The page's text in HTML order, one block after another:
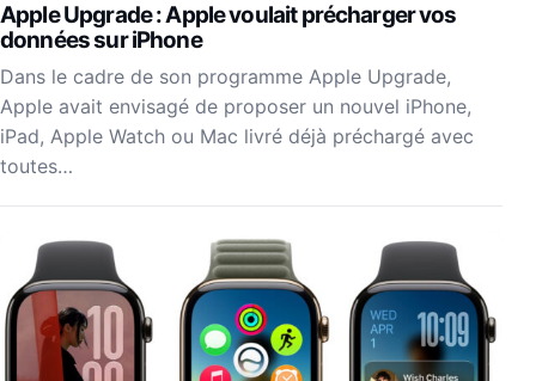
Apple Upgrade : Apple voulait précharger vos
données sur iPhone
Dans le cadre de son programme Apple Upgrade,
Apple avait envisagé de proposer un nouvel iPhone,
iPad, Apple Watch ou Mac livré déjà préchargé avec
toutes…